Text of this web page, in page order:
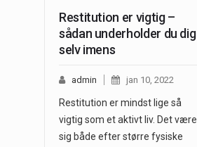
Restitution er vigtig –
sådan underholder du dig
selv imens
admin jan 10, 2022
Restitution er mindst lige så
vigtig som et aktivt liv. Det være
sig både efter større fysiske